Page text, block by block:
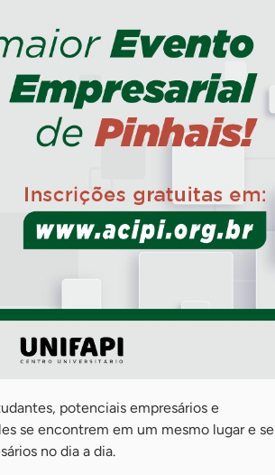
potenciais empresários e
se encontrem em um mesmo lugar e se
no dia a dia.